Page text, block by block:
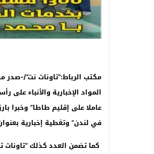
المواد الإخبارية والأنباء
في لندن” وتغطية إخبارية